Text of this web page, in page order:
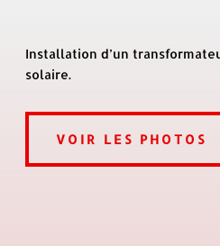
Installation d’un
solaire.
VOIR LES PHOTOS